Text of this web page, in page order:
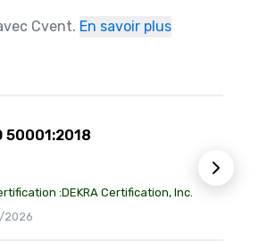
Cvent. En savoir plus
50001:2018
:DEKRA Certification, Inc.
2026